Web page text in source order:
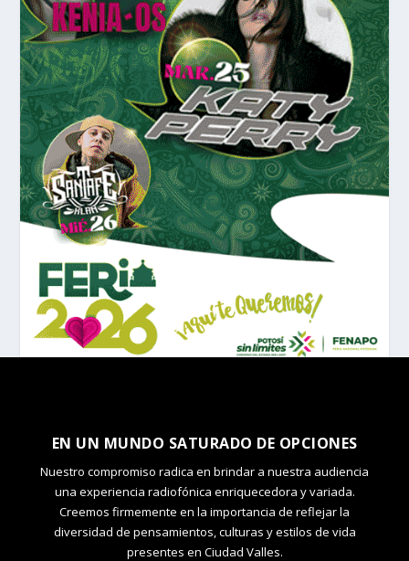
EN UN MUNDO SATURADO DE OPCIONES
Nuestro compromiso radica en brindar a nuestra audiencia
una experiencia radiofónica enriquecedora y variada.
Creemos firmemente en la importancia de reflejar la
diversidad de pensamientos, culturas y estilos de vida
presentes en Ciudad Valles.